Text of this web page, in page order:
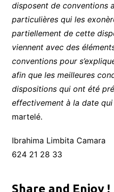
disposent de conventions
particulières qui les
partiellement de cette
viennent avec des
conventions pour
afin que les meilleures
dispositions qui ont été
effectivement à la date qui
martelé.
Ibrahima Limbita Camara
624 21 28 33
Share and Enjoy !